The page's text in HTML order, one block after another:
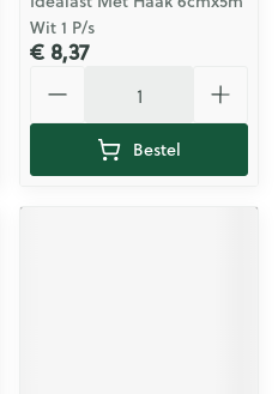
Wit 1 P/s
€ 8,37
Bestel